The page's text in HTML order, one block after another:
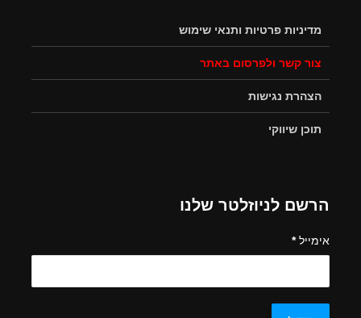
מדיניות פרטיות ותנאי שימוש
צור קשר ולפרסום באתר
הצהרת נגישות
תוכן שיווקי
הרשם לניוזלטר שלנו
אימייל*